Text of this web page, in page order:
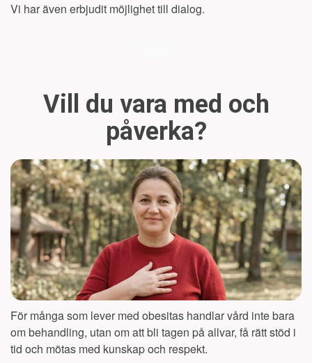
Vi har även erbjudit möjlighet till dialog.
Vill du vara med och
påverka?
För många som lever med obesitas handlar vård inte bara
om behandling, utan om att bli tagen på allvar, få rätt stöd i
tid och mötas med kunskap och respekt.